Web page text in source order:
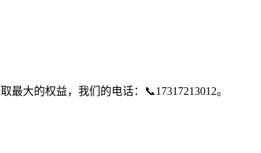
大的权益，我们的电话：📞17317213012。